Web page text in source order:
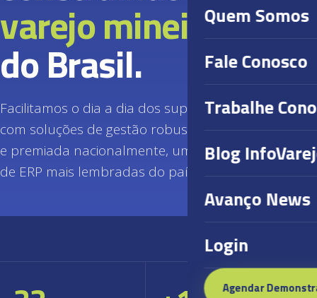
Quem Somos
Fale Conosco
Trabalhe
Blog
Avanço News
Login
Agendar
varejo mineiro, e o
do Brasil.
Facilitamos o dia a dia dos supermercadistas
com soluções de gestão robustas. Reconhecida
e premiada nacionalmente, uma das empresas
de ERP mais lembradas do país.